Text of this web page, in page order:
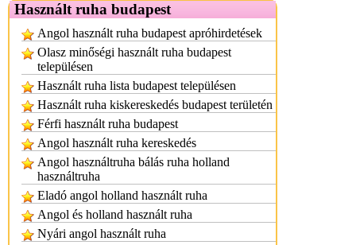
Használt ruha budapest
Angol használt ruha budapest apróhirdetések
Olasz minőségi használt ruha budapest
településen
Használt ruha lista budapest településen
Használt ruha kiskereskedés budapest területén
Férfi használt ruha budapest
Angol használt ruha kereskedés
Angol használtruha bálás ruha holland
használtruha
Eladó angol holland használt ruha
Angol és holland használt ruha
Nyári angol használt ruha